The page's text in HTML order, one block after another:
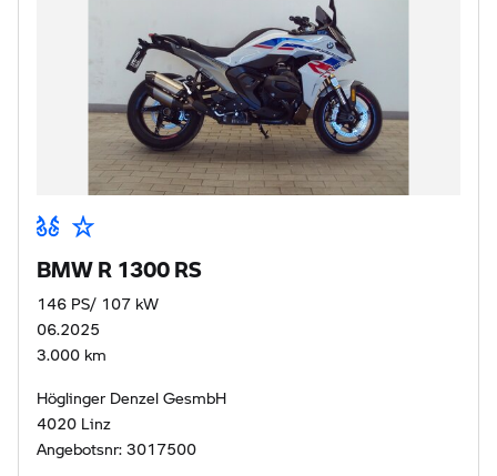
BMW R 1300 RS
146 PS/ 107 kW
06.2025
3.000 km
Höglinger Denzel GesmbH
4020 Linz
Angebotsnr: 3017500